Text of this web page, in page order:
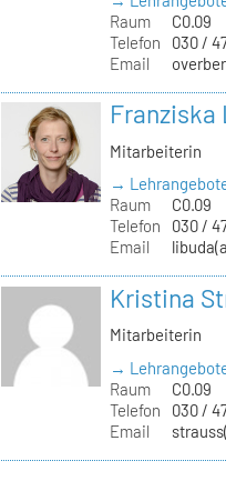
Raum
C0.09
Telefon
030 /
Email
Franziska
Mitarbeiterin
→
Raum
C0.09
Telefon
030 /
Email
Kristina
Mitarbeiterin
→
Raum
C0.09
Telefon
030 /
Email